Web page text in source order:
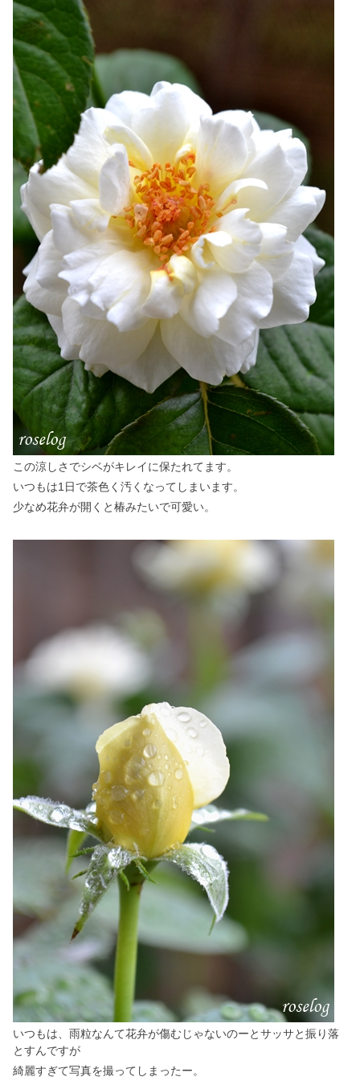
この涼しさでシベがキレイに保たれてます。
いつもは1日で茶色く汚くなってしまいます。
少なめ花弁が開くと椿みたいで可愛い。
いつもは、雨粒なんて花弁が傷むじゃないのーとサッサと振り落
とすんですが
綺麗すぎて写真を撮ってしまったー。